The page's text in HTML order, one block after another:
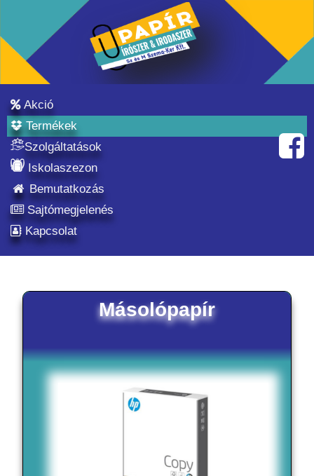
Akció
Termékek
Szolgáltatások
Iskolaszezon
Bemutatkozás
Sajtómegjelenés
Kapcsolat
Másolópapír